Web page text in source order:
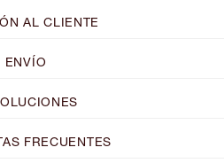
AL CLIENTE
ENVÍO
FRECUENTES